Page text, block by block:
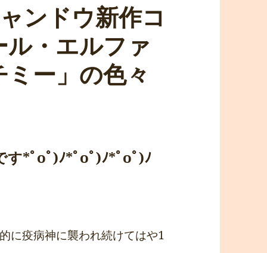
ンドウ新作コ
・エルファ
ー」の色々
*ﾟoﾟ)ﾉ*ﾟoﾟ)ﾉ*ﾟoﾟ)ﾉ
に疫病神に襲われ続けてはや1